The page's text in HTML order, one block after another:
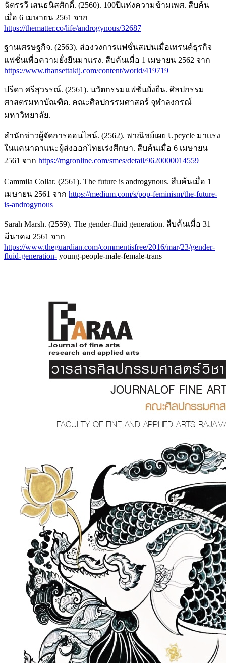
ฉัตรรวี เสนธนิสศักดิ์. (2560). 100ปีแห่งความข้ามเพศ. สืบค้น
เมื่อ 6 เมษายน 2561 จาก
https://thematter.co/life/androgynous/32687
ฐานเศรษฐกิจ. (2563). ส่องวงการแฟชั่นสเปนเมื่อเทรนด์ธุรกิจ
แฟชั่นเพื่อความยั่งยืนมาแรง. สืบค้นเมื่อ 1 เมษายน 2562 จาก
https://www.thansettakij.com/content/world/419719
ปรีดา ศรีสุวรรณ์. (2561). นวัตกรรมแฟชั่นยั่งยืน. ศิลปกรรม
ศาสตรมหาบัณฑิต. คณะศิลปกรรมศาสตร์ จุฬาลงกรณ์
มหาวิทยาลัย.
สำนักข่าวผู้จัดการออนไลน์. (2562). พาณิชย์เผย Upcycle มาเเรง
ในแคนาดาแนะผู้ส่งออกไทยเร่งศึกษา. สืบค้นเมื่อ 6 เมษายน
2561 จาก https://mgronline.com/smes/detail/9620000014559
Cammila Collar. (2561). The future is androgynous. สืบค้นเมื่อ 1
เมษายน 2561 จาก https://medium.com/s/pop-feminism/the-future-
is-androgynous
Sarah Marsh. (2559). The gender-fluid generation. สืบค้นเมื่อ 31
มีนาคม 2561 จาก
https://www.theguardian.com/commentisfree/2016/mar/23/gender-
fluid-generation- young-people-male-female-trans